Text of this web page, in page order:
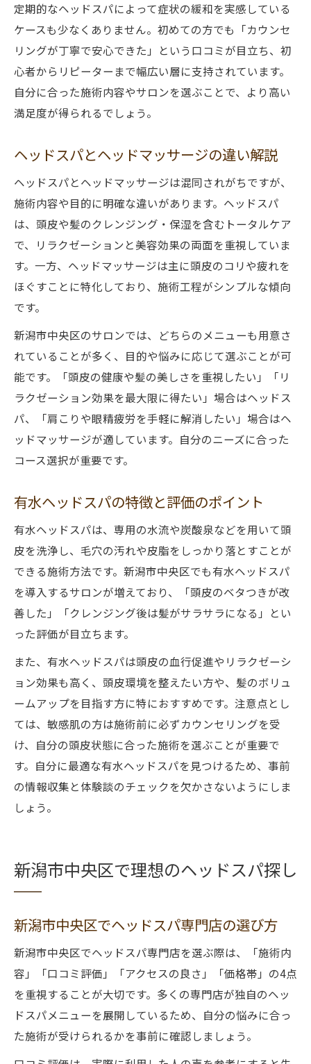
定期的なヘッドスパによって症状の緩和を実感している
ケースも少なくありません。初めての方でも「カウンセ
リングが丁寧で安心できた」という口コミが目立ち、初
心者からリピーターまで幅広い層に支持されています。
自分に合った施術内容やサロンを選ぶことで、より高い
満足度が得られるでしょう。
ヘッドスパとヘッドマッサージの違い解説
ヘッドスパとヘッドマッサージは混同されがちですが、
施術内容や目的に明確な違いがあります。ヘッドスパ
は、頭皮や髪のクレンジング・保湿を含むトータルケア
で、リラクゼーションと美容効果の両面を重視していま
す。一方、ヘッドマッサージは主に頭皮のコリや疲れを
ほぐすことに特化しており、施術工程がシンプルな傾向
です。
新潟市中央区のサロンでは、どちらのメニューも用意さ
れていることが多く、目的や悩みに応じて選ぶことが可
能です。「頭皮の健康や髪の美しさを重視したい」「リ
ラクゼーション効果を最大限に得たい」場合はヘッドス
パ、「肩こりや眼精疲労を手軽に解消したい」場合はヘ
ッドマッサージが適しています。自分のニーズに合った
コース選択が重要です。
有水ヘッドスパの特徴と評価のポイント
有水ヘッドスパは、専用の水流や炭酸泉などを用いて頭
皮を洗浄し、毛穴の汚れや皮脂をしっかり落とすことが
できる施術方法です。新潟市中央区でも有水ヘッドスパ
を導入するサロンが増えており、「頭皮のベタつきが改
善した」「クレンジング後は髪がサラサラになる」とい
った評価が目立ちます。
また、有水ヘッドスパは頭皮の血行促進やリラクゼーシ
ョン効果も高く、頭皮環境を整えたい方や、髪のボリュ
ームアップを目指す方に特におすすめです。注意点とし
ては、敏感肌の方は施術前に必ずカウンセリングを受
け、自分の頭皮状態に合った施術を選ぶことが重要で
す。自分に最適な有水ヘッドスパを見つけるため、事前
の情報収集と体験談のチェックを欠かさないようにしま
しょう。
新潟市中央区で理想のヘッドスパ探し
新潟市中央区でヘッドスパ専門店の選び方
新潟市中央区でヘッドスパ専門店を選ぶ際は、「施術内
容」「口コミ評価」「アクセスの良さ」「価格帯」の4点
を重視することが大切です。多くの専門店が独自のヘッ
ドスパメニューを展開しているため、自分の悩みに合っ
た施術が受けられるかを事前に確認しましょう。